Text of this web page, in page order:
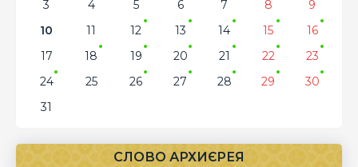
3
4 5 6 7 8
9
10
11 12 13 14 15
16
17
18 19 20 21 22
23
24
25 26 27 28 29
30
31
СЛОВО АРХИЄРЕЯ